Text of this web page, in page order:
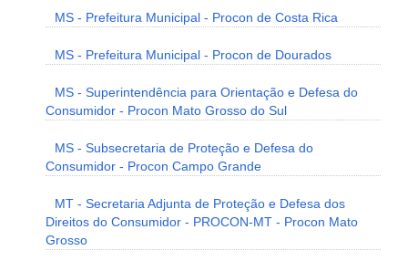
MS - Prefeitura Municipal - Procon de Costa Rica
MS - Prefeitura Municipal - Procon de Dourados
MS - Superintendência para Orientação e Defesa do
Consumidor - Procon Mato Grosso do Sul
MS - Subsecretaria de Proteção e Defesa do
Consumidor - Procon Campo Grande
MT - Secretaria Adjunta de Proteção e Defesa dos
Direitos do Consumidor - PROCON-MT - Procon Mato
Grosso